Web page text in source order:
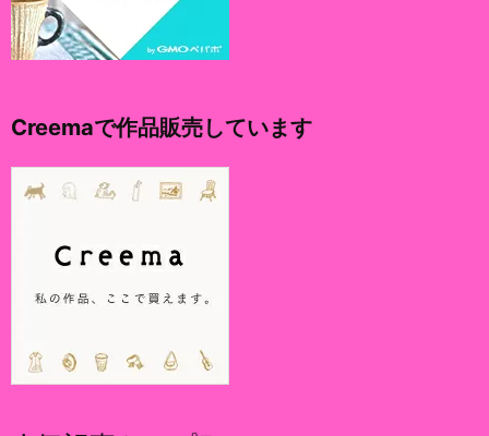
Creemaで作品販売しています